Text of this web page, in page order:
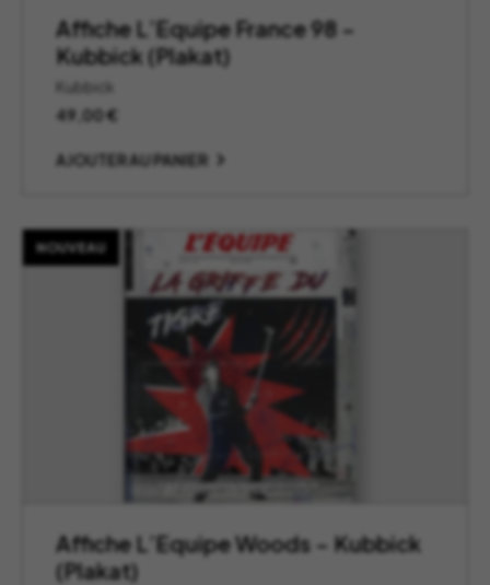
Affiche L’Equipe France 98 –
Kubbick (Plakat)
Kubbick
49,00€
AJOUTER AU PANIER
NOUVEAU
Affiche L’Equipe Woods – Kubbick
(Plakat)